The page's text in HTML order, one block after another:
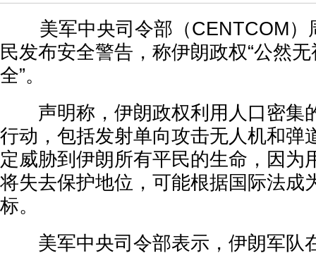
美军中央司令部（CENTCOM）
民发布安全警告，称伊朗政权“公然
全”。
声明称，伊朗政权利用人口密集
行动，包括发射单向攻击无人机和弹
定威胁到伊朗所有平民的生命，因为
将失去保护地位，可能根据国际法成
标。
美军中央司令部表示，伊朗军队